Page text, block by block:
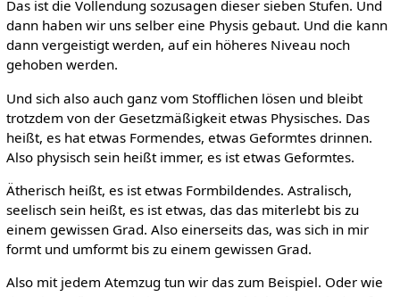
Das ist die Vollendung sozusagen dieser sieben Stufen. Und
dann haben wir uns selber eine Physis gebaut. Und die kann
dann vergeistigt werden, auf ein höheres Niveau noch
gehoben werden.
Und sich also auch ganz vom Stofflichen lösen und bleibt
trotzdem von der Gesetzmäßigkeit etwas Physisches. Das
heißt, es hat etwas Formendes, etwas Geformtes drinnen.
Also physisch sein heißt immer, es ist etwas Geformtes.
Ätherisch heißt, es ist etwas Formbildendes. Astralisch,
seelisch sein heißt, es ist etwas, das das miterlebt bis zu
einem gewissen Grad. Also einerseits das, was sich in mir
formt und umformt bis zu einem gewissen Grad.
Also mit jedem Atemzug tun wir das zum Beispiel. Oder wie